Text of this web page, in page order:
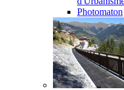
Photomaton